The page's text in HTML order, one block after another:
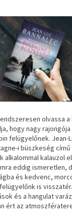
olvassa
hogy nagy
felügyelőnek. Jean-
i büszkeség
alkalommal kalauzol
eddig ismeretlen,
és kedvenc,
is
és a hangulat
ért az